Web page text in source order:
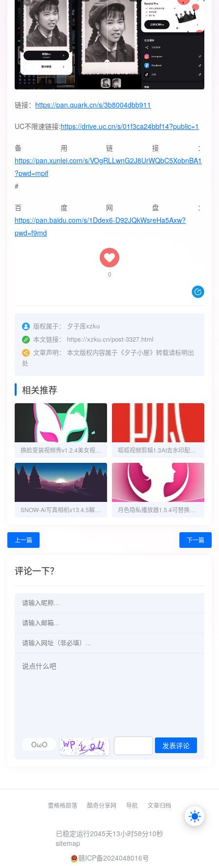
链接： https://pan.quark.cn/s/3b8004dbb911
UC不限速链接:https://drive.uc.cn/s/01f3ca24bbf14?public=1
备用链接：
https://pan.xunlei.com/s/VOgRLLwnG2J8UrWQbC5XobnBA1
?pwd=mpif
#
百度网盘：
https://pan.baidu.com/s/1Ddex6-D92JQkWsreHa5Axw?
pwd=f9md
0
版权属于：
夕子库xzku
本文链接：
https://xzku.cn/post-3327.html
文章声明：
本文版权内容属于《夕子小屋》转载请标明出
处
相关推荐
上一篇 下一篇
评论一下？
OωO 发表评论
蕾格格部落 酷奇分享网 导航 文章归档
已稳定运行2045天13小时58分11秒
sitemap
赣ICP备2024048016号